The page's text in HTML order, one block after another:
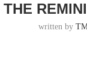
written by